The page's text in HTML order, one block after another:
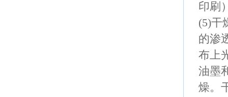
印刷
(5)干
的渗
布上
油墨
燥。